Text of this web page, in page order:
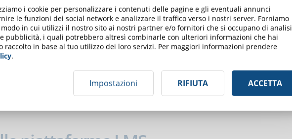
didattica di
profondamente la produzione dei contenuti formativi
l’articolo e scopri come.
i cookie per personalizzare i contenuti delle pagine e gli eventuali annunci
le funzioni dei social network e analizzare il traffico verso i nostri server. Forniamo
in cui utilizzi il nostro sito ai nostri partner e/o fornitori che si occupano di analisi
pubblicità, i quali potrebbero altresì combinarle con ulteriori informazioni che hai
raccolto in base al tuo utilizzo dei loro servizi. Per maggiori informazioni prendere
.
Impostazioni RIFIUTA ACCETTA